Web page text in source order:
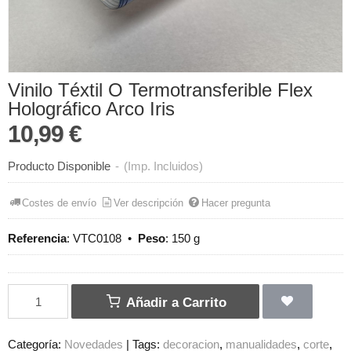
Vinilo Téxtil O Termotransferible Flex
Holográfico Arco Iris
10,99 €
Producto Disponible - (Imp. Incluidos)
Costes de envío Ver descripción Hacer pregunta
Referencia: VTC0108 • Peso: 150 g
Añadir a Carrito
Categoría: Novedades Tags: decoracion manualidades corte